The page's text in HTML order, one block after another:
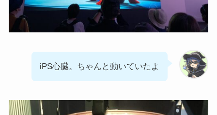
iPS心臓。ちゃんと動いていたよ